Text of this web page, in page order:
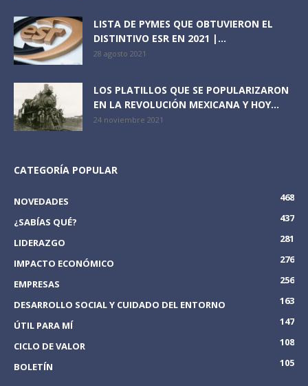
LISTA DE PYMES QUE OBTUVIERON EL
DISTINTIVO ESR EN 2021 |...
28 agosto 2021
LOS PLATILLOS QUE SE POPULARIZARON
EN LA REVOLUCIÓN MEXICANA Y HOY...
24 noviembre 2021
CATEGORÍA POPULAR
NOVEDADES
468
¿SABÍAS QUÉ?
437
LIDERAZGO
281
IMPACTO ECONÓMICO
276
EMPRESAS
256
DESARROLLO SOCIAL Y CUIDADO DEL ENTORNO
163
ÚTIL PARA MÍ
147
CICLO DE VALOR
108
BOLETÍN
105